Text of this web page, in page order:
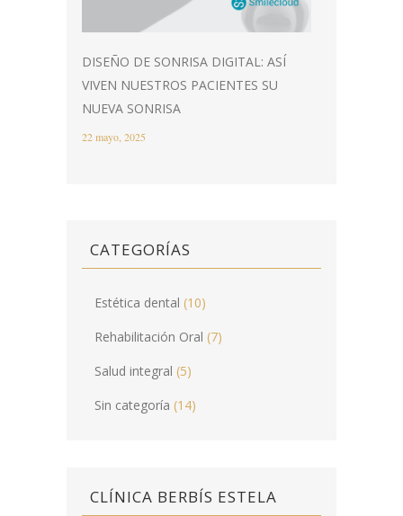
DISEÑO DE SONRISA DIGITAL: ASÍ
VIVEN NUESTROS PACIENTES SU
NUEVA SONRISA
22 mayo, 2025
CATEGORÍAS
Estética dental (10)
Rehabilitación Oral (7)
Salud integral (5)
Sin categoría (14)
CLÍNICA BERBÍS ESTELA